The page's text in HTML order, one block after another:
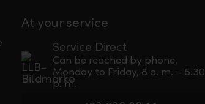
At your service
Service Direct
Can be reached by phone,
Monday to Friday, 8 a. m. – 5.30
p. m.